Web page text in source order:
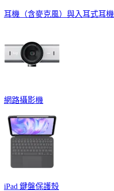
耳機（含麥克風）與入耳式耳機
網路攝影機
iPad 鍵盤保護殼